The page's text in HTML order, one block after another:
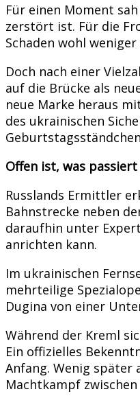
Für einen Moment
zerstört ist. Für die
Schaden wohl
Doch nach einer
auf die Brücke als
neue Marke heraus
des ukrainischen
Offen ist, was
Russlands Ermittler
Bahnstrecke neben
daraufhin unter
anrichten kann.
Im ukrainischen
mehrteilige
Dugina von einer
Während der Kreml
Ein offizielles
Anfang. Wenig später
Machtkampf